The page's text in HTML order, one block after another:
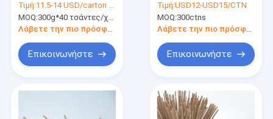
μήκος
Τιμή:11.5-14 USD/carton according to your quantity
MOQ:300g*40 τσάντες/χαρτοκιβώτιο, χαρτοκιβώτια MOQ 50
Λάβετε την πιο πρόσφατη τιμή
Επικοινωνήστε
9.08kg Udon Soba
φαγόπυρου
Τιμή:USD12-USD15/CTN
MOQ:300ctns
Λάβετε την πιο πρόσφατη τιμή
Επικοινωνήστε